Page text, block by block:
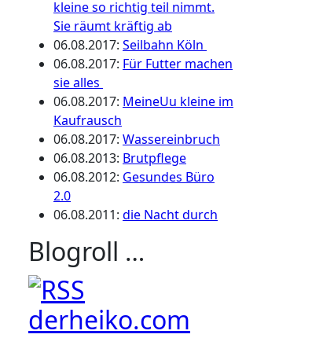
kleine so richtig teil nimmt.
Sie räumt kräftig ab
06.08.2017: Seilbahn Köln
06.08.2017: Für Futter machen
sie alles
06.08.2017: MeineUu kleine im
Kaufrausch
06.08.2017: Wassereinbruch
06.08.2013: Brutpflege
06.08.2012: Gesundes Büro
2.0
06.08.2011: die Nacht durch
Blogroll …
derheiko.com